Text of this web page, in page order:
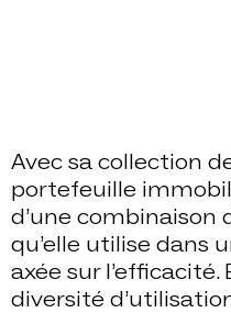
Avec sa collection
portefeuille
d’une combinaison
qu’elle utilise dans
axée sur
diversité